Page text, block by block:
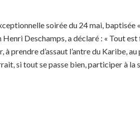
soirée du 24 mai,
Deschamps, a déclaré : « Tout
à prendre d’assaut l’antre du
si tout se passe bien, participer à la